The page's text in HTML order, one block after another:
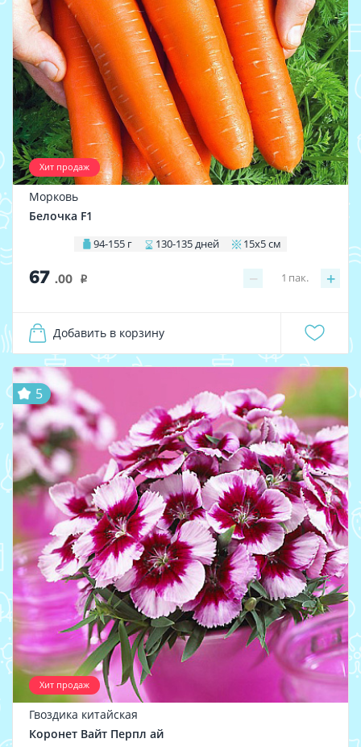
Хит продаж
Морковь
Белочка F1
94-155 г 130-135 дней 15х5 см
67 .00 i − +
1 пак.
Добавить в корзину
Хит продаж
5
Гвоздика китайская
Коронет Вайт Перпл ай